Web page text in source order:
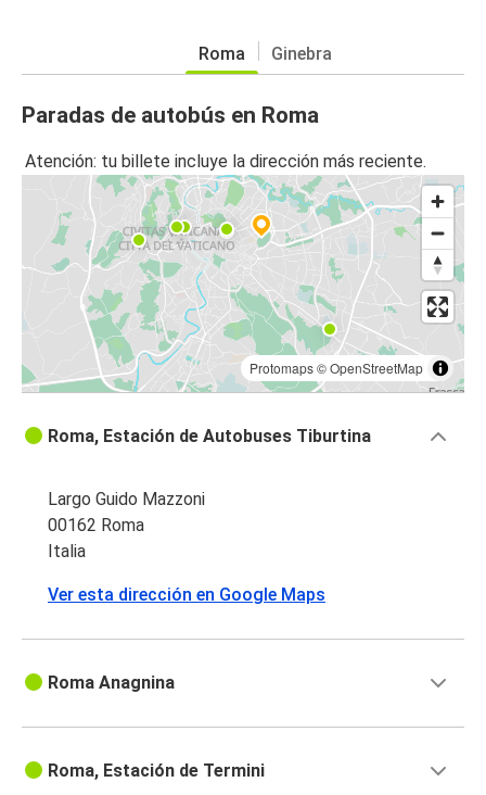
Roma Ginebra
Paradas de autobús en Roma
Atención: tu billete incluye la dirección más reciente.
Protomaps©OpenStreetMap
Roma, Estación de Autobuses Tiburtina
Largo Guido Mazzoni
00162 Roma
Italia
Ver esta dirección en Google Maps
Roma Anagnina
Roma, Estación de Termini